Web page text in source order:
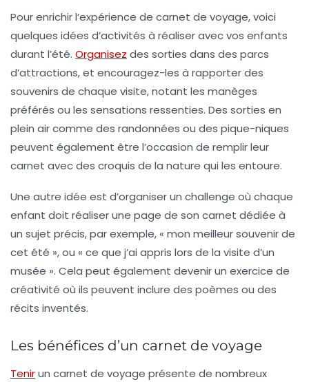
Pour enrichir l’expérience de carnet de voyage, voici
quelques idées d’activités à réaliser avec vos enfants
durant l’été. Organisez des sorties dans des parcs
d’attractions, et encouragez-les à rapporter des
souvenirs de chaque visite, notant les manèges
préférés ou les sensations ressenties. Des sorties en
plein air comme des randonnées ou des pique-niques
peuvent également être l’occasion de remplir leur
carnet avec des croquis de la nature qui les entoure.
Une autre idée est d’organiser un challenge où chaque
enfant doit réaliser une page de son carnet dédiée à
un sujet précis, par exemple, « mon meilleur souvenir de
cet été », ou « ce que j’ai appris lors de la visite d’un
musée ». Cela peut également devenir un exercice de
créativité où ils peuvent inclure des poèmes ou des
récits inventés.
Les bénéfices d’un carnet de voyage
Tenirun carnet de voyage présente de nombreux